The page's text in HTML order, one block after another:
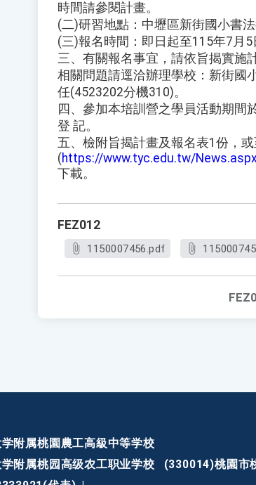
時間請參閱計畫。
(二)研習地點：中壢區新街國小書法
(三)報名時間：即日起至115年7月5
三、有關報名事宜，請依旨揭實施
相關問題請逕洽辦理學校：新街國
任(4523202分機310)。
四、參加本培訓營之學員活動期間
登 記。
五、檢附旨揭計畫及報名表1份，
(https://www.tyc.edu.tw/
下載。
FEZ012
1150007456.pdf
附属桃園農工高級中等学校
附属桃园高级农工职业学校
(330014)桃園市